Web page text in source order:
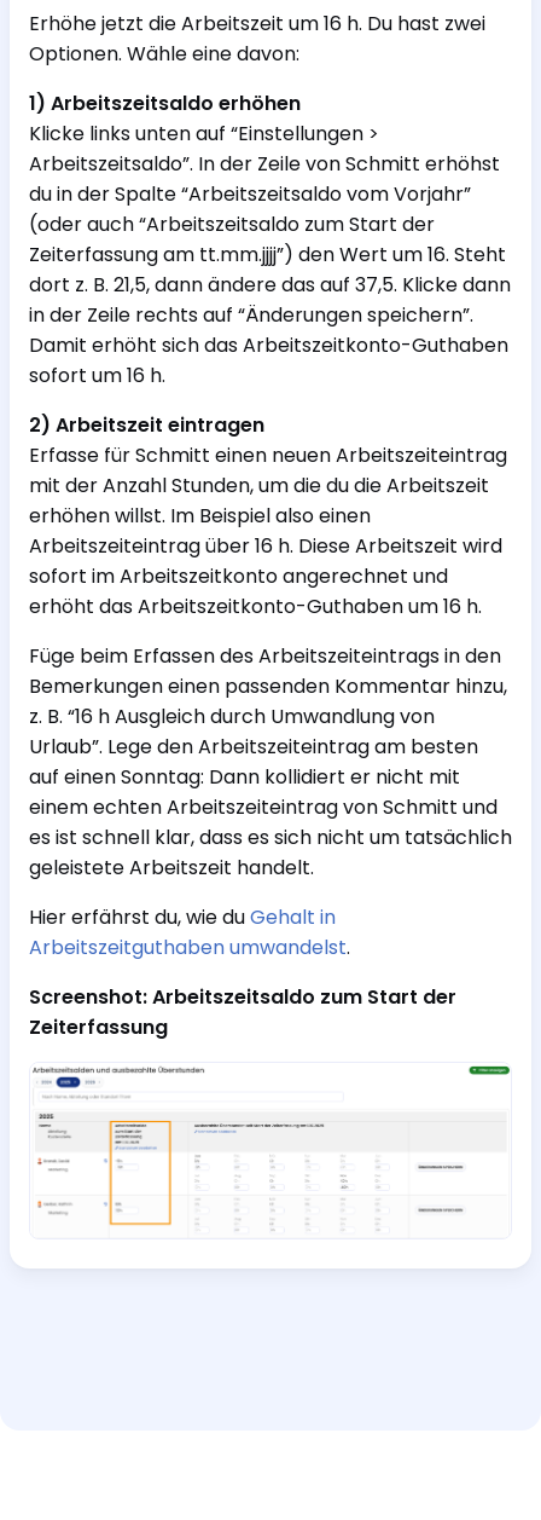
Erhöhe jetzt die Arbeitszeit um 16 h. Du hast zwei
Optionen. Wähle eine davon:
1) Arbeitszeitsaldo erhöhen
Klicke links unten auf “Einstellungen >
Arbeitszeitsaldo”. In der Zeile von Schmitt erhöhst
du in der Spalte “Arbeitszeitsaldo vom Vorjahr”
(oder auch “Arbeitszeitsaldo zum Start der
Zeiterfassung am tt.mm.jjjj”) den Wert um 16. Steht
dort z. B. 21,5, dann ändere das auf 37,5. Klicke dann
in der Zeile rechts auf “Änderungen speichern”.
Damit erhöht sich das Arbeitszeitkonto-Guthaben
sofort um 16 h.
2) Arbeitszeit eintragen
Erfasse für Schmitt einen neuen Arbeitszeiteintrag
mit der Anzahl Stunden, um die du die Arbeitszeit
erhöhen willst. Im Beispiel also einen
Arbeitszeiteintrag über 16 h. Diese Arbeitszeit wird
sofort im Arbeitszeitkonto angerechnet und
erhöht das Arbeitszeitkonto-Guthaben um 16 h.
Füge beim Erfassen des Arbeitszeiteintrags in den
Bemerkungen einen passenden Kommentar hinzu,
z. B. “16 h Ausgleich durch Umwandlung von
Urlaub”. Lege den Arbeitszeiteintrag am besten
auf einen Sonntag: Dann kollidiert er nicht mit
einem echten Arbeitszeiteintrag von Schmitt und
es ist schnell klar, dass es sich nicht um tatsächlich
geleistete Arbeitszeit handelt.
Hier erfährst du, wie duGehalt in
Arbeitszeitguthaben umwandelst.
Screenshot: Arbeitszeitsaldo zum Start der
Zeiterfassung